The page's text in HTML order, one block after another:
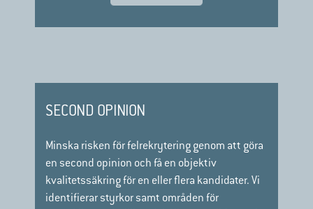
SECOND OPINION
Minska risken för felrekrytering genom att göra
en second opinion och få en objektiv
kvalitetssäkring för en eller flera kandidater. Vi
identifierar styrkor samt områden för